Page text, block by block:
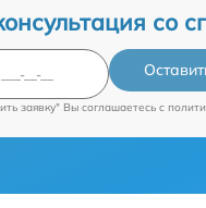
со
заявку" Вы соглашаетесь c